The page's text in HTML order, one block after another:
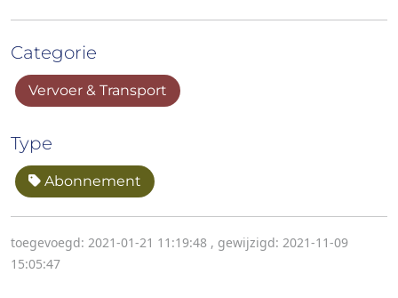
Categorie
Vervoer & Transport
Type
Abonnement
toegevoegd: 2021-01-21 11:19:48 , gewijzigd: 2021-11-09
15:05:47